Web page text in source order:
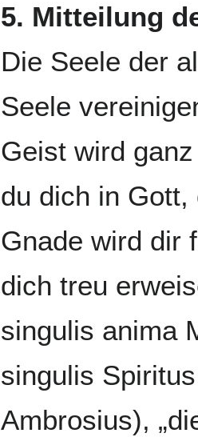
5. Mitteilung
Die Seele der
Seele
Geist wird
du dich in
Gnade wird dir
dich treu
singulis anima
singulis
Ambrosius),